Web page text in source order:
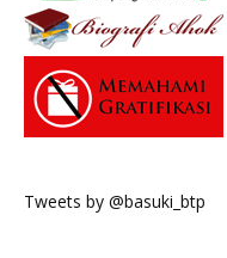
Tweets by @basuki_btp